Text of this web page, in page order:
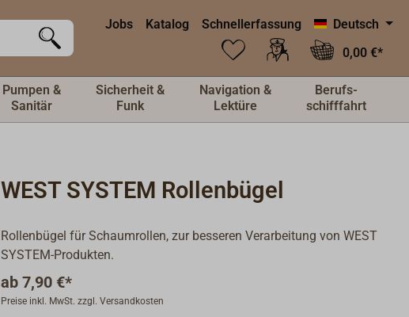
Jobs Katalog Schnellerfassung
Deutsch
0,00 €*
Pumpen &
Sanitär
Sicherheit &
Funk
Navigation &
Lektüre
Berufs-
schifffahrt
WEST SYSTEM Rollenbügel
Rollenbügel für Schaumrollen, zur besseren Verarbeitung von WEST
SYSTEM-Produkten.
ab 7,90 €*
Preise inkl. MwSt. zzgl. Versandkosten